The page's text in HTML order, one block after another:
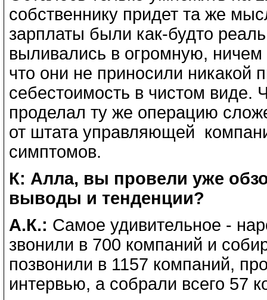
собственнику придет та же
зарплаты были как-будто
выливались в огромную,
что они не приносили никакой
себестоимость в чистом виде.
проделал ту же операцию
от штата управляющей
симптомов.
К: Алла, вы провели уже
выводы и тенденции?
А.К.: Самое удивительное -
звонили в 700 компаний и
позвонили в 1157 компаний,
интервью, а собрали всего 57